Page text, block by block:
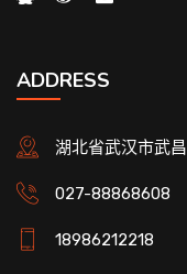
ADDRESS
湖北省武汉市武
027-88868608
18986212218